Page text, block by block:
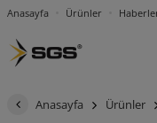
Anasayfa Ürünler
Anasayfa Ürünler